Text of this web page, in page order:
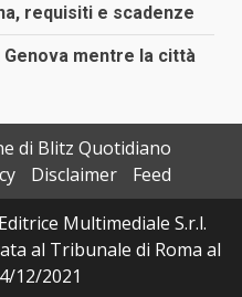
requisiti e scadenze
mentre la città
di Blitz Quotidiano
Disclaimer
Feed
Multimediale S.r.l.
al Tribunale di Roma al
12/2021